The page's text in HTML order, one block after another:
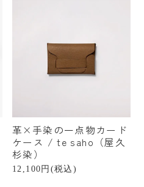
革×手染の一点物カード
ケース / te saho（屋久
杉染）
12,100円(税込)